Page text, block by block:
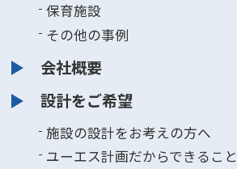
保育施設
その他の事例
会社概要
設計をご希望
施設の設計をお考えの方へ
ユーエス計画だからできること